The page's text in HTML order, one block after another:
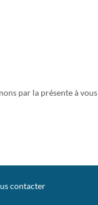
par la présente à vous
contacter